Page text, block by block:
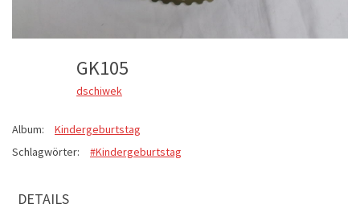
GK105
dschiwek
Album:
Kindergeburtstag
Schlagwörter:
#Kindergeburtstag
DETAILS